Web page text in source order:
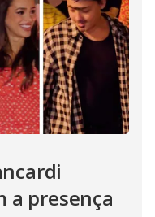
a presença